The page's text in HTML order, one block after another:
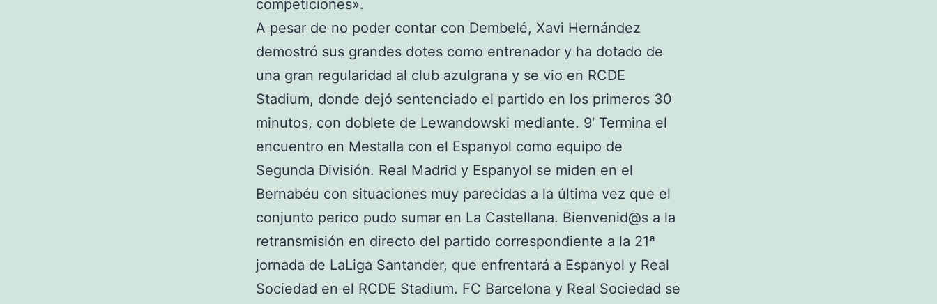
competiciones».
A pesar de no poder contar con Dembelé, Xavi Hernández
demostró sus grandes dotes como entrenador y ha dotado de
una gran regularidad al club azulgrana y se vio en RCDE
Stadium, donde dejó sentenciado el partido en los primeros 30
minutos, con doblete de Lewandowski mediante. 9′ Termina el
encuentro en Mestalla con el Espanyol como equipo de
Segunda División. Real Madrid y Espanyol se miden en el
Bernabéu con situaciones muy parecidas a la última vez que el
conjunto perico pudo sumar en La Castellana. Bienvenid@s a la
retransmisión en directo del partido correspondiente a la 21ª
jornada de LaLiga Santander, que enfrentará a Espanyol y Real
Sociedad en el RCDE Stadium. FC Barcelona y Real Sociedad se